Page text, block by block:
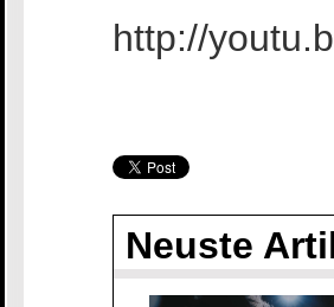
http://
Neuste